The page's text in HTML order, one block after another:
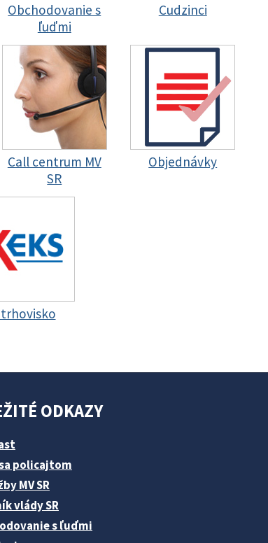
Obchodovanie s
ľuďmi
Cudzinci
Call centrum MV
SR
Objednávky
trhovisko
ODKAZY
policajtom
MV SR
vlády SR
s ľuďmi